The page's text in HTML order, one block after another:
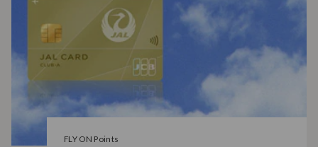
FLY ON Points